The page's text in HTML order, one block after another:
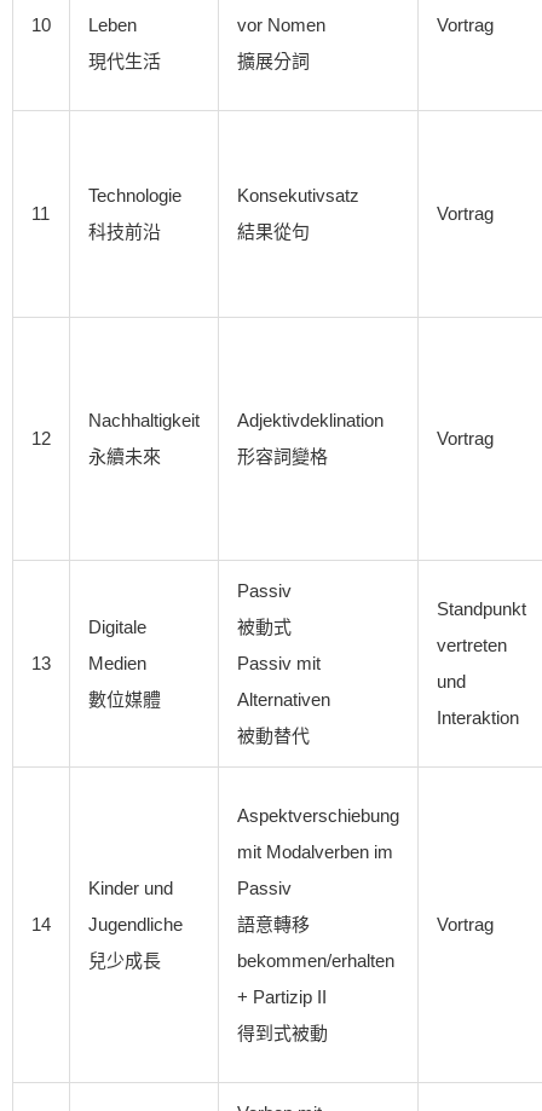
10
Leben
現代生活
vor Nomen
擴展分詞
Vortrag
11
Technologie
科技前沿
Konsekutivsatz
結果從句
Vortrag
12
Nachhaltigkeit
永續未來
Adjektivdeklination
形容詞變格
Vortrag
13
Digitale
Medien
數位媒體
Passiv
被動式
Passiv mit
Alternativen
被動替代
Standpunkt
vertreten
und
Interaktion
14
Kinder und
Jugendliche
兒少成長
Aspektverschiebung
mit Modalverben im
Passiv
語意轉移
bekommen/erhalten
+ Partizip II
得到式被動
Vortrag